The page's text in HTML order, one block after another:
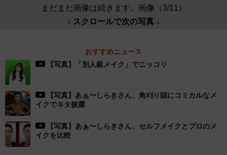
まだまだ画像は続きます。画像（3/11）
↓ スクロールで次の写真 ↓
おすすめニュース
【写真】「別人級メイク」でニッコリ
【写真】あぁ〜しらきさん、角刈り頭にコミカルなメ
イクでネタ披露
【写真】あぁ〜しらきさん、セルフメイクとプロのメ
イクを比較